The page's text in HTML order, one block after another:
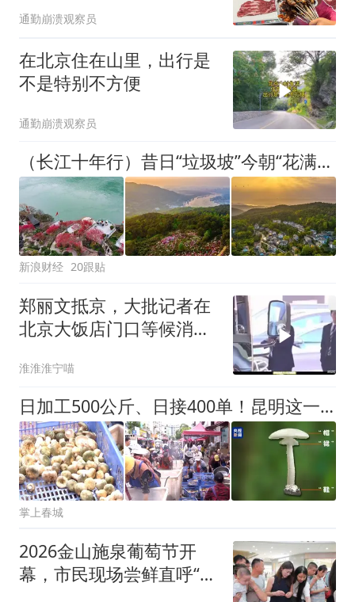
通勤崩溃观察员
在北京住在山里，出行是
不是特别不方便
通勤崩溃观察员
（长江十年行）昔日“垃圾坡”今朝“花满山”——谁让重庆江畔山村“美”成好日子？
新浪财经 20跟贴
郑丽文抵京，大批记者在
北京大饭店门口等候消息
淮淮淮宁喵
日加工500公斤、日接400单！昆明这一业务爆火，游客批量邮寄
掌上春城
2026金山施泉葡萄节开
幕，市民现场尝鲜直呼“比